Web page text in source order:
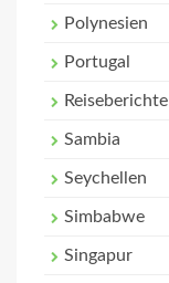
Polynesien
Portugal
Reiseberichte
Sambia
Seychellen
Simbabwe
Singapur